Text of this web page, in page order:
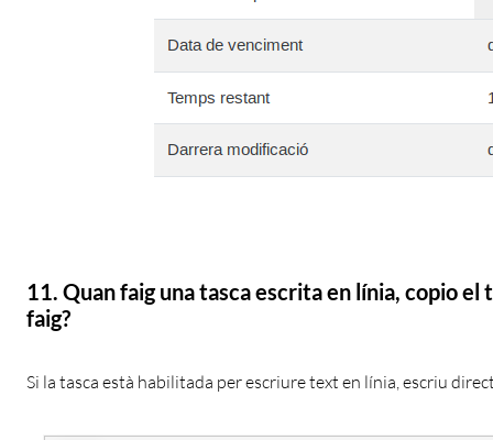
11. Quan faig una tasca escrita en línia, copio
faig?
Si la tasca està habilitada per escriure text en línia, escriu